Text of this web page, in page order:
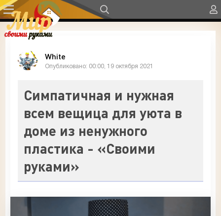
White
Опубликовано: 00:00, 19 октября 2021
Симпатичная и нужная
всем вещица для уюта в
доме из ненужного
пластика - «Своими
руками»